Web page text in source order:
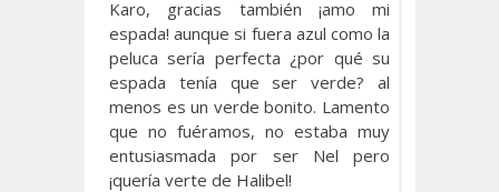
Karo, gracias también ¡amo mi
espada! aunque si fuera azul como la
peluca sería perfecta ¿por qué su
espada tenía que ser verde? al
menos es un verde bonito. Lamento
que no fuéramos, no estaba muy
entusiasmada por ser Nel pero
¡quería verte de Halibel!